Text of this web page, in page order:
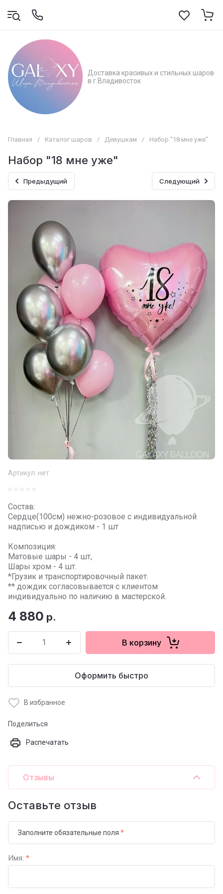
Доставка красивых и стильных шаров
в г.Владивосток
Главная / Каталог шаров / Девушкам / Набор "18 мне уже"
Набор "18 мне уже"
Предыдущий Следующий
Артикул: нет
Состав:
Сердце(100см) нежно-розовое с индивидуальной
надписью и дождиком - 1 шт
Композиция:
Матовые шары - 4 шт,
Шары хром - 4 шт.
*Грузик и транспортировочный пакет.
** дождик согласовывается с клиентом
индивидуально по наличию в мастерской.
4 880 р.
В корзину
Оформить быстро
В избранное
Поделиться
Распечатать
Отзывы
Оставьте отзыв
Заполните обязательные поля *
Имя: *